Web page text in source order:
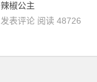
辣椒公主
发表评论 阅读 48726